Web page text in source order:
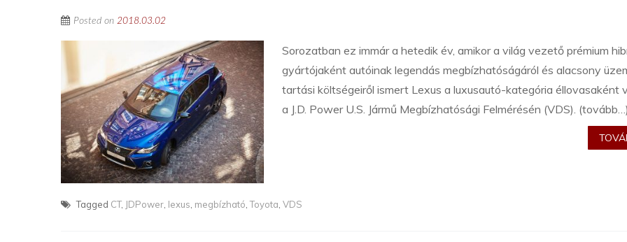
Posted on 2018.03.02
Sorozatban ez immár a hetedik év, amikor a világ vezető prémium
gyártójaként autóinak legendás megbízhatóságáról és alacsony
tartási költségeiről ismert Lexus a luxusautó-kategória éllovasaként
a J.D. Power U.S. Jármű Megbízhatósági Felmérésén (VDS). (tovább…)
Tagged CT, JDPower lexus megbízható ,Toyota VDS